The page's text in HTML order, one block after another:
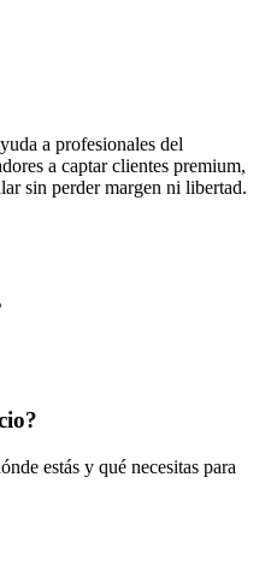
a profesionales del
a captar clientes premium,
sin perder margen ni libertad.
?
estás y qué necesitas para